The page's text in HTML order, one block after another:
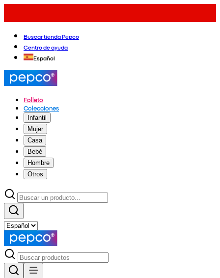
Buscar tienda Pepco
Centro de ayuda
Español
Folleto
Colecciones
Infantil
Mujer
Casa
Bebé
Hombre
Otros